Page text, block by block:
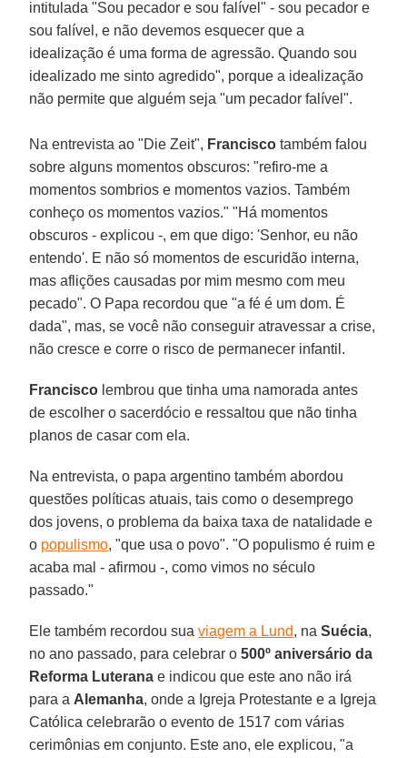
intitulada "Sou pecador e sou falível" - sou pecador e
sou falível, e não devemos esquecer que a
idealização é uma forma de agressão. Quando sou
idealizado me sinto agredido", porque a idealização
não permite que alguém seja "um pecador falível".
Na entrevista ao "Die Zeit", Francisco também falou
sobre alguns momentos obscuros: "refiro-me a
momentos sombrios e momentos vazios. Também
conheço os momentos vazios." "Há momentos
obscuros - explicou -, em que digo: 'Senhor, eu não
entendo'. E não só momentos de escuridão interna,
mas aflições causadas por mim mesmo com meu
pecado". O Papa recordou que "a fé é um dom. É
dada", mas, se você não conseguir atravessar a crise,
não cresce e corre o risco de permanecer infantil.
Francisco lembrou que tinha uma namorada antes
de escolher o sacerdócio e ressaltou que não tinha
planos de casar com ela.
Na entrevista, o papa argentino também abordou
questões políticas atuais, tais como o desemprego
dos jovens, o problema da baixa taxa de natalidade e
o populismo, "que usa o povo". "O populismo é ruim e
acaba mal - afirmou -, como vimos no século
passado."
Ele também recordou suaviagem a Lund, naSuécia,
no ano passado, para celebrar o500º aniversário da
Reforma Luterana e indicou que este ano não irá
para a Alemanha, onde a Igreja Protestante e a Igreja
Católica celebrarão o evento de 1517 com várias
cerimônias em conjunto. Este ano, ele explicou, "a